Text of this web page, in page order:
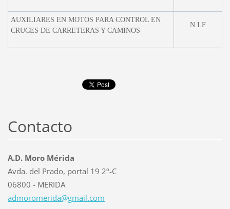
AUXILIARES EN MOTOS PARA CONTROL EN
CRUCES DE CARRETERAS Y CAMINOS
N.I.F
Contacto
A.D. Moro Mérida
Avda. del Prado, portal 19 2º-C
06800 - MERIDA
admoromerida@gmail.com